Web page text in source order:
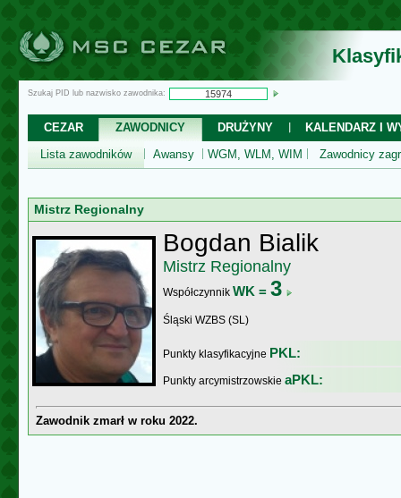
Szukaj PID lub nazwisko zawodnika:
CEZAR ZAWODNICY DRUŻYNY
KALENDARZ I
Lista zawodników
Awansy WGM, WLM, WIM Zawodnicy
Mistrz Regionalny
Bogdan Bialik
Mistrz Regionalny
Współczynnik WK = 3
Śląski WZBS (SL)
Punkty klasyfikacyjne PKL:
Punkty arcymistrzowskie aPKL:
Zawodnik zmarł w roku 2022.